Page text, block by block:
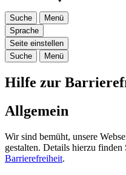
Suche
Menü
Sprache
Seite einstellen
Suche
Menü
Hilfe zur
Allgemein
Wir sind bemüht, unsere
gestalten. Details hierzu finden
Barrierefreiheit.